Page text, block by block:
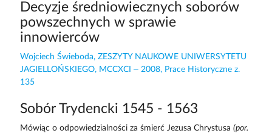
Decyzje średniowiecznych soborów
powszechnych w sprawie
innowierców
Wojciech Świeboda, ZESZYTY NAUKOWE UNIWERSYTETU
JAGIELLOŃSKIEGO, MCCXCI – 2008, Prace Historyczne z.
135
Sobór Trydencki 1545 - 1563
Mówiąc o odpowiedzialności za śmierć Jezusa Chrystusa (por.